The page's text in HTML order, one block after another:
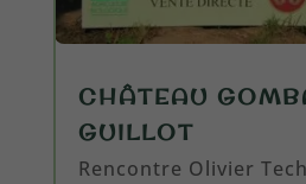
CHÂTEAU
GUILLOT
Rencontre Olivier